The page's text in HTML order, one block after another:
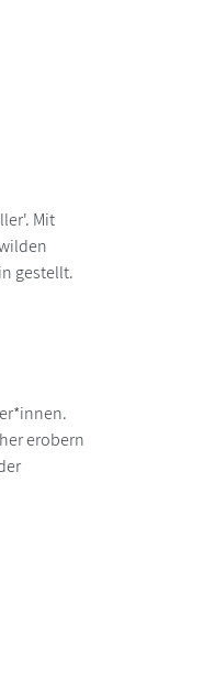
Mit
gestellt.
erobern